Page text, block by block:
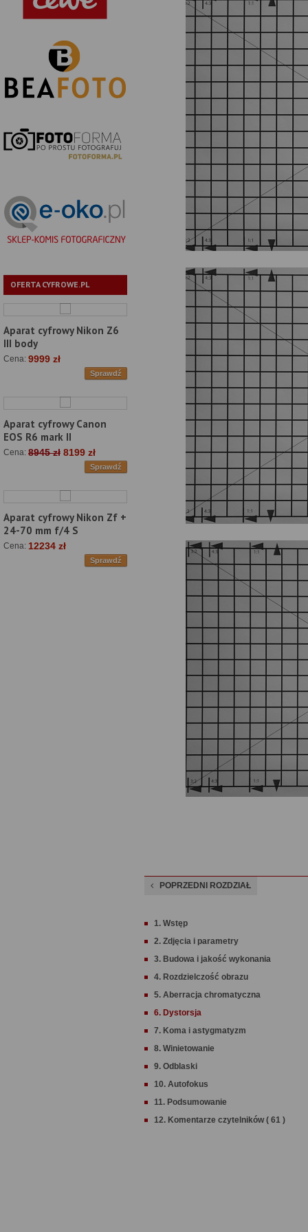
OFERTA CYFROWE.PL
Aparat cyfrowy Nikon Z6
III body
Cena: 9999 zł
Sprawdź
Aparat cyfrowy Canon
EOS R6 mark II
Cena: 8945 zł 8199 zł
Sprawdź
Aparat cyfrowy Nikon Zf +
24-70 mm f/4 S
Cena: 12234 zł
Sprawdź
POPRZEDNI ROZDZIAŁ
1. Wstęp
2. Zdjęcia i parametry
3. Budowa i jakość wykonania
4. Rozdzielczość obrazu
5. Aberracja chromatyczna
6. Dystorsja
7. Koma i astygmatyzm
8. Winietowanie
9. Odblaski
10. Autofokus
11. Podsumowanie
12. Komentarze czytelników ( 61 )